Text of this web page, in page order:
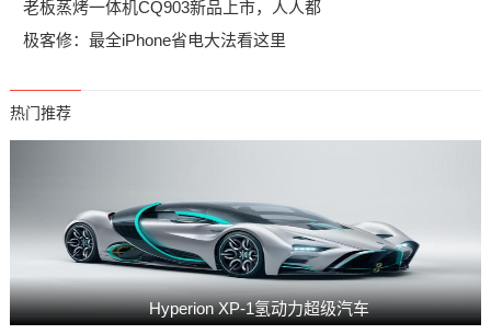
老板蒸烤一体机CQ903新品上市，人人都
极客修：最全iPhone省电大法看这里
热门推荐
Hyperion XP-1氢动力超级汽车